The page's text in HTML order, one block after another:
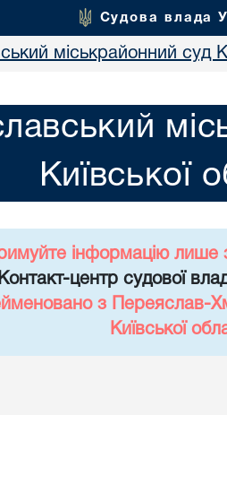
Судова влада
міськрайонний суд
Київської
інформацію лише
центр судової
з Переяслав-
Київської